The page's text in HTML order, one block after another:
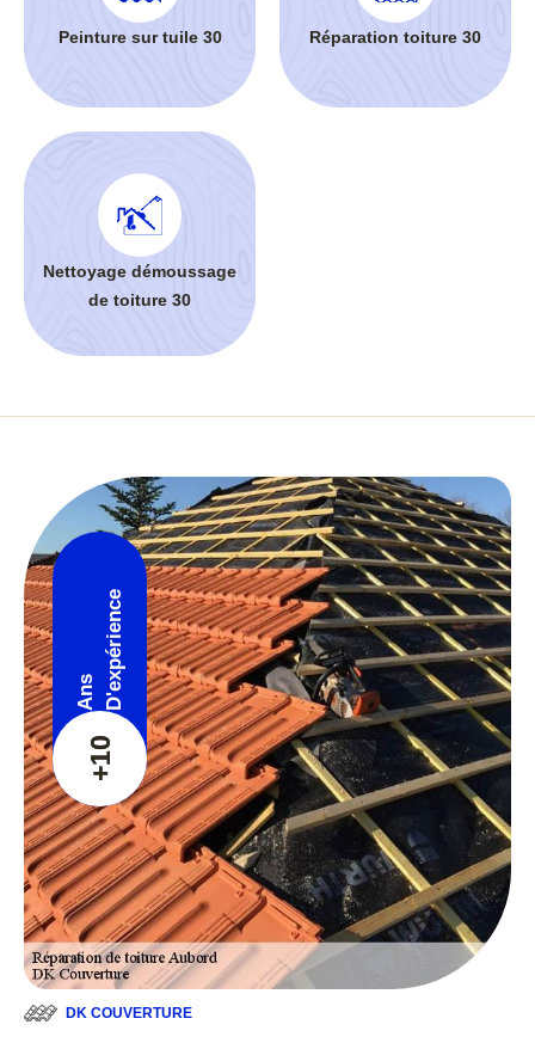
Peinture sur tuile 30 Réparation toiture 30
Nettoyage démoussage
de toiture 30
+10
Ans D'expérience
DK COUVERTURE